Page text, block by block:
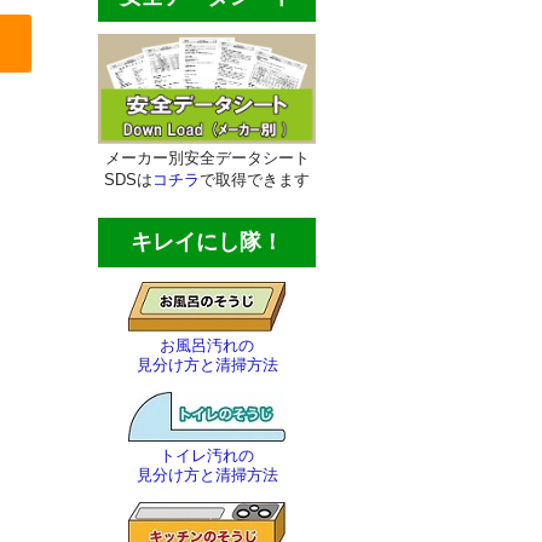
メーカー別安全データシート
SDSは コチラで取得できます
キレイにし隊！
お風呂汚れの
見分け方と清掃方法
トイレ汚れの
見分け方と清掃方法